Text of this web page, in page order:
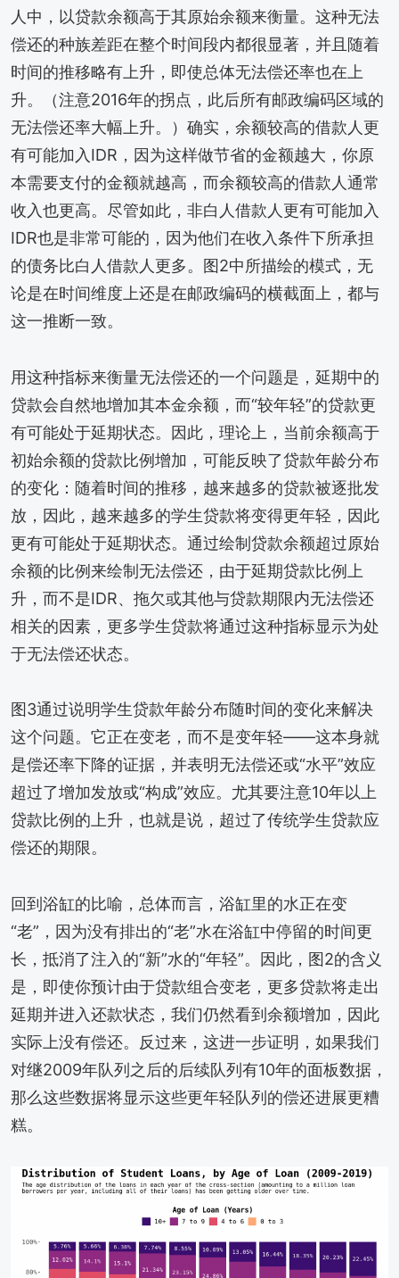
人中，以贷款余额高于其原始余额来衡量。这种无法
偿还的种族差距在整个时间段内都很显著，并且随着
时间的推移略有上升，即使总体无法偿还率也在上
升。（注意2016年的拐点，此后所有邮政编码区域的
无法偿还率大幅上升。）确实，余额较高的借款人更
有可能加入IDR，因为这样做节省的金额越大，你原
本需要支付的金额就越高，而余额较高的借款人通常
收入也更高。尽管如此，非白人借款人更有可能加入
IDR也是非常可能的，因为他们在收入条件下所承担
的债务比白人借款人更多。图2中所描绘的模式，无
论是在时间维度上还是在邮政编码的横截面上，都与
这一推断一致。
用这种指标来衡量无法偿还的一个问题是，延期中的
贷款会自然地增加其本金余额，而“较年轻”的贷款更
有可能处于延期状态。因此，理论上，当前余额高于
初始余额的贷款比例增加，可能反映了贷款年龄分布
的变化：随着时间的推移，越来越多的贷款被逐批发
放，因此，越来越多的学生贷款将变得更年轻，因此
更有可能处于延期状态。通过绘制贷款余额超过原始
余额的比例来绘制无法偿还，由于延期贷款比例上
升，而不是IDR、拖欠或其他与贷款期限内无法偿还
相关的因素，更多学生贷款将通过这种指标显示为处
于无法偿还状态。
图3通过说明学生贷款年龄分布随时间的变化来解决
这个问题。它正在变老，而不是变年轻——这本身就
是偿还率下降的证据，并表明无法偿还或“水平”效应
超过了增加发放或“构成”效应。尤其要注意10年以上
贷款比例的上升，也就是说，超过了传统学生贷款应
偿还的期限。
回到浴缸的比喻，总体而言，浴缸里的水正在变
“老”，因为没有排出的“老”水在浴缸中停留的时间更
长，抵消了注入的“新”水的“年轻”。因此，图2的含义
是，即使你预计由于贷款组合变老，更多贷款将走出
延期并进入还款状态，我们仍然看到余额增加，因此
实际上没有偿还。反过来，这进一步证明，如果我们
对继2009年队列之后的后续队列有10年的面板数据，
那么这些数据将显示这些更年轻队列的偿还进展更糟
糕。